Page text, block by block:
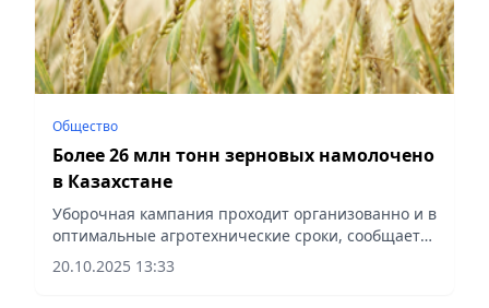
Общество
Более 26 млн тонн зерновых намолочено
в Казахстане
Уборочная кампания проходит организованно и в
оптимальные агротехнические сроки, сообщает
Vecher.kz.
20.10.2025 13:33